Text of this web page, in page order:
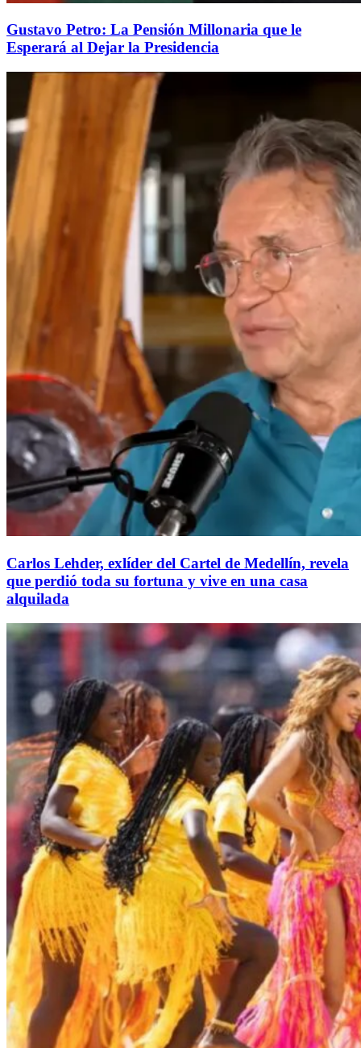
Gustavo Petro: La Pensión Millonaria que le
Esperará al Dejar la Presidencia
Carlos Lehder, exlíder del Cartel de Medellín, revela
que perdió toda su fortuna y vive en una casa
alquilada